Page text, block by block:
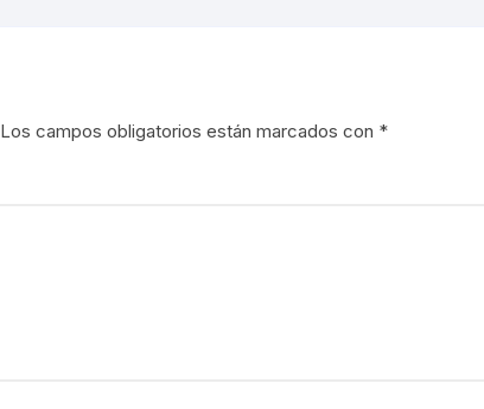
Los campos obligatorios están marcados con *